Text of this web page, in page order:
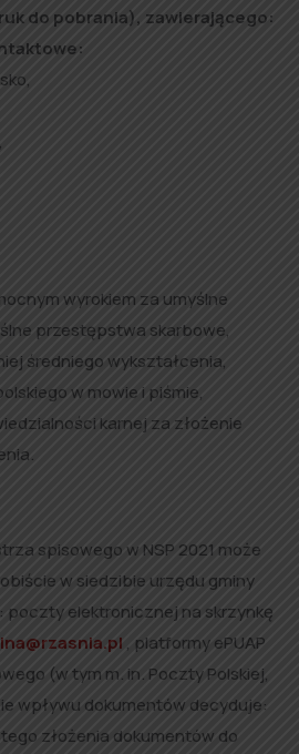
do pobrania), zawierającego:
wyrokiem za umyślne
przestępstwa skarbowe,
średniego wykształcenia,
w mowie i piśmie,
karnej za złożenie
spisowego w NSP 2021 może
w siedzibie urzędu gminy
elektronicznej na skrzynkę
, platformy ePUAP
(w tym m. in. Poczty Polskiej,
wpływu dokumentów decyduje:
złożenia dokumentów do